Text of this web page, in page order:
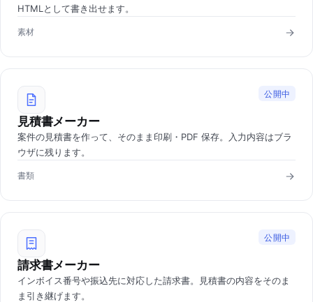
HTMLとして書き出せます。
素材
公開中
見積書メーカー
案件の見積書を作って、そのまま印刷・PDF 保存。入力内容はブラ
ウザに残ります。
書類
公開中
請求書メーカー
インボイス番号や振込先に対応した請求書。見積書の内容をそのま
ま引き継げます。